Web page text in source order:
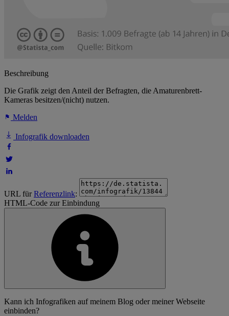
Beschreibung
Die Grafik zeigt den Anteil der Befragten, die Amaturenbrett-
Kameras besitzen/(nicht) nutzen.
Melden
Infografik downloaden
URL fürReferenzlink:
HTML-Code zur Einbindung
Kann ich Infografiken auf meinem Blog oder meiner Webseite
einbinden?